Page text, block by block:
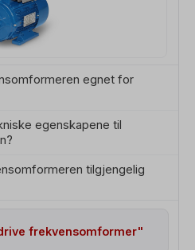
egnet for
egenskapene til
tilgjengelig
frekvensomformer"